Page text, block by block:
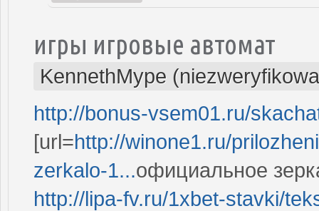
игры игровые автомат
KennethMype
http://bonus-vsem01.ru/
[url=http://winone1.ru/
zerkalo-1...официальное
http://lipa-fv.ru/1xbet-stavki/